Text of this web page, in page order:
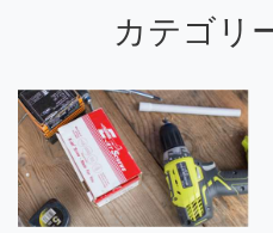
カテゴリ